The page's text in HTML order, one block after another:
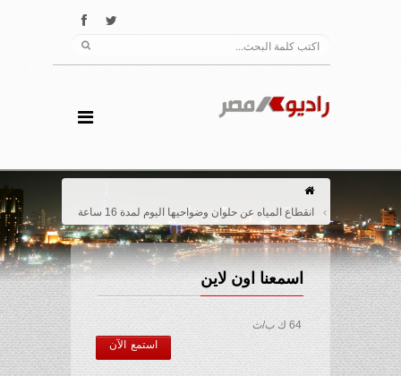
انقطاع المياه عن حلوان وضواحيها اليوم لمدة 16 ساعة
اسمعنا اون لاين
64 ك ب/ث
استمع الآن